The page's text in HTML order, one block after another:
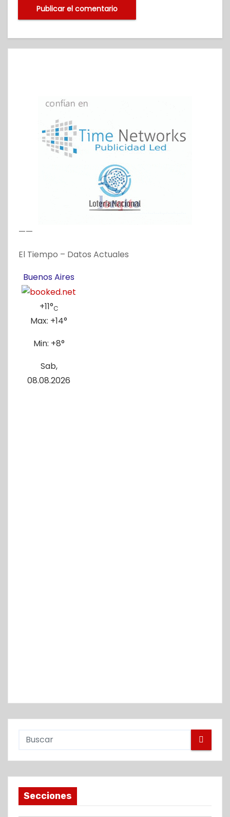
——
El Tiempo – Datos Actuales
Buenos Aires
+11°C
Max: +14°
Min: +8°
Sab,
08.08.2026
Secciones